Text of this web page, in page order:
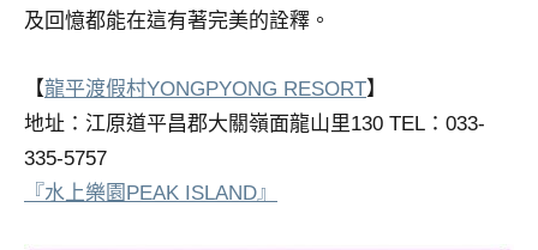
書
者、
各
發
表
會
及回憶都能在這有著完美的詮釋。
【龍平渡假村YONGPYONG RESORT】
地址：江原道平昌郡大關嶺面龍山里130 TEL：033-
335-5757
『水上樂園PEAK ISLAND』